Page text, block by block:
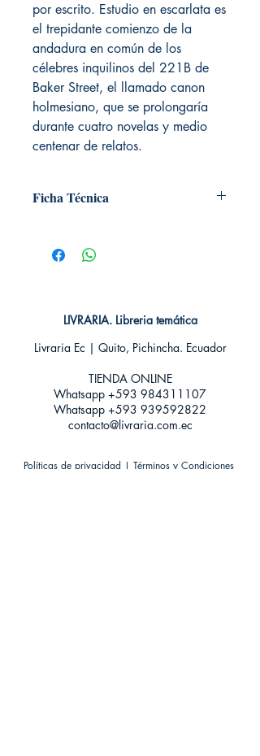
por escrito. Estudio en escarlata es
el trepidante comienzo de la
andadura en común de los
célebres inquilinos del 221B de
Baker Street, el llamado canon
holmesiano, que se prolongaría
durante cuatro novelas y medio
centenar de relatos.
Ficha Técnica
más información al WhatsApp 👉09
8431 1107
Idioma: Castellano
Encuadernación: Tapa dura
ISBN: 9788415618874
Tamaño: Grande
LIVRARIA. Libreria temática
Livraria Ec | Quito, Pichincha. Ecuador
TIENDA ONLINE​
Whatsapp +593 984311107
Whatsapp +593 939592822
contacto@livraria.com.ec
Políticas de privacidad | Términos y Condiciones